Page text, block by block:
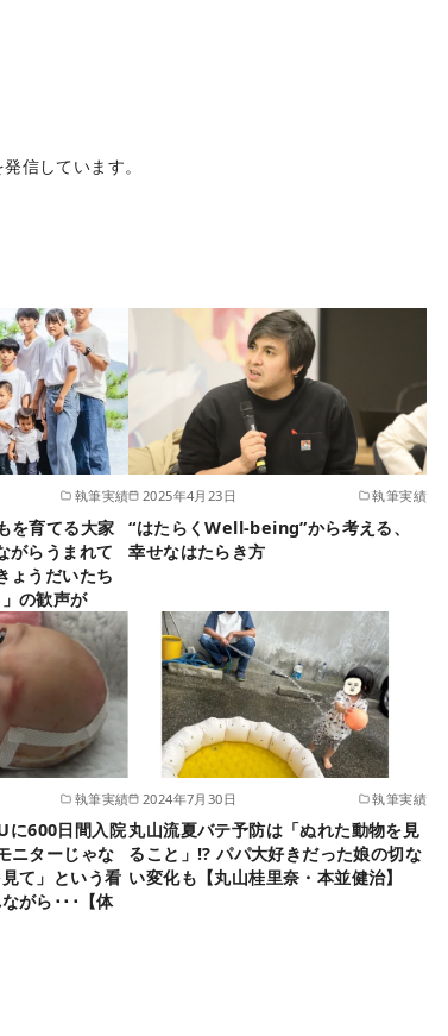
信しています。
執筆実績
を育てる大家
がらうまれて
ょうだいたち
の歓声が
2025年4月23日 執筆実績
“はたらくWell-being”から考える、
幸せなはたらき方
執筆実績
に600日間入院
ニターじゃな
て」という看
がら･･･【体
2024年7月30日 執筆実績
丸山流夏バテ予防は「ぬれた動物を見
ること」!? パパ大好きだった娘の切な
い変化も【丸山桂里奈・本並健治】